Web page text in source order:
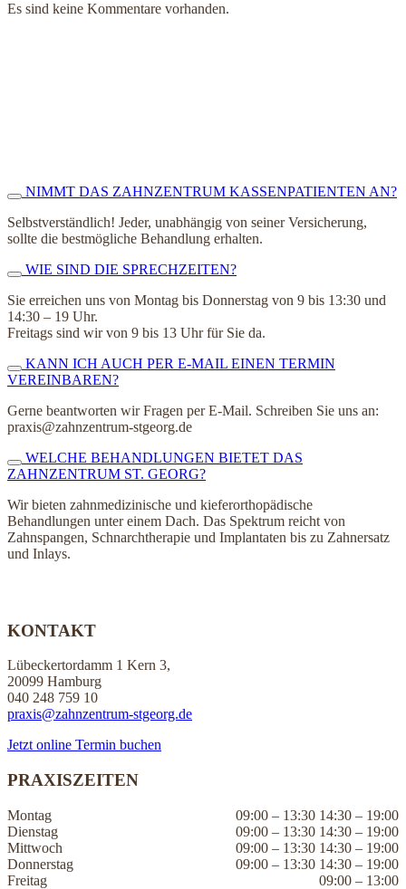
Es sind keine Kommentare vorhanden.
NIMMT DAS ZAHNZENTRUM KASSENPATIENTEN AN?
Selbstverständlich! Jeder, unabhängig von seiner Versicherung,
sollte die bestmögliche Behandlung erhalten.
WIE SIND DIE SPRECHZEITEN?
Sie erreichen uns von Montag bis Donnerstag von 9 bis 13:30 und
14:30 – 19 Uhr.
Freitags sind wir von 9 bis 13 Uhr für Sie da.
KANN ICH AUCH PER E-MAIL EINEN TERMIN
VEREINBAREN?
Gerne beantworten wir Fragen per E-Mail. Schreiben Sie uns an:
praxis@zahnzentrum-stgeorg.de
WELCHE BEHANDLUNGEN BIETET DAS
ZAHNZENTRUM ST. GEORG?
Wir bieten zahnmedizinische und kieferorthopädische
Behandlungen unter einem Dach. Das Spektrum reicht von
Zahnspangen, Schnarchtherapie und Implantaten bis zu Zahnersatz
und Inlays.
KONTAKT
Lübeckertordamm 1 Kern 3,
20099 Hamburg
040 248 759 10
praxis@zahnzentrum-stgeorg.de
Jetzt online Termin buchen
PRAXISZEITEN
Montag
09:00 – 13:30 14:30 – 19:00
Dienstag
09:00 – 13:30 14:30 – 19:00
Mittwoch
09:00 – 13:30 14:30 – 19:00
Donnerstag
09:00 – 13:30 14:30 – 19:00
Freitag
09:00 – 13:00